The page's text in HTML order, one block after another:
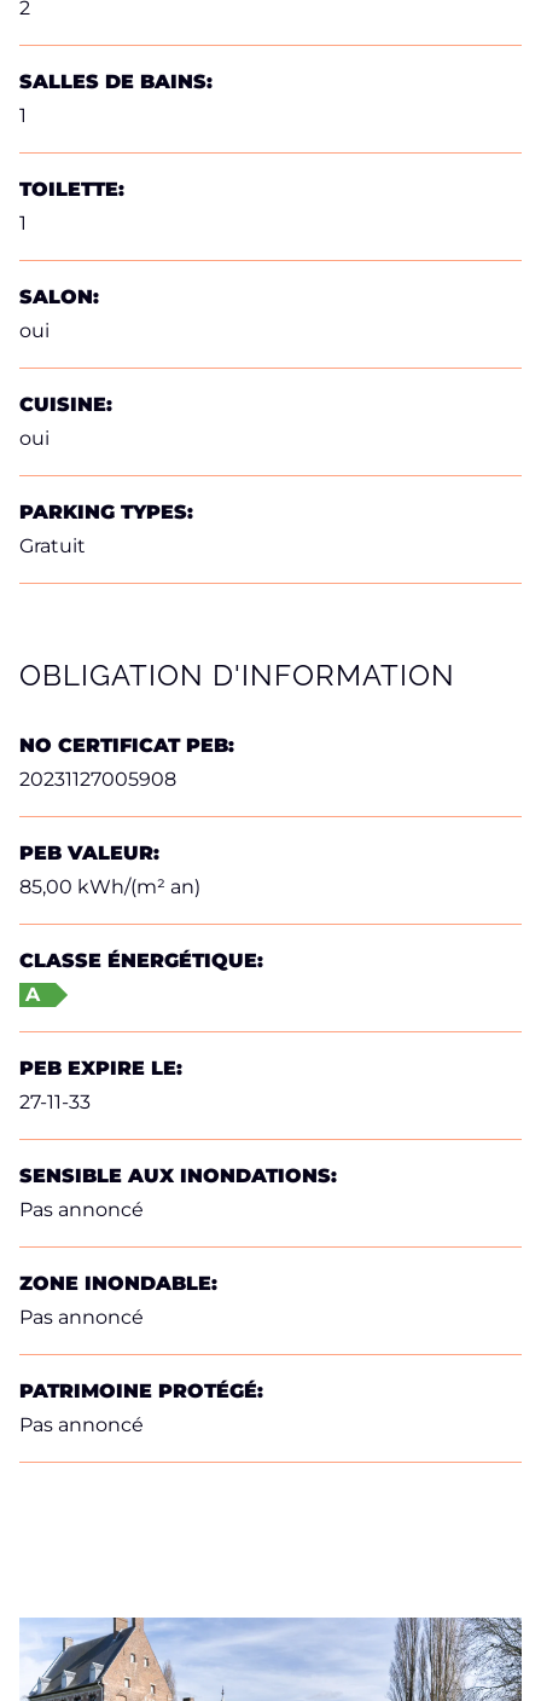
2
SALLES DE BAINS:
1
TOILETTE:
1
SALON:
oui
CUISINE:
oui
PARKING TYPES:
Gratuit
OBLIGATION D'INFORMATION
NO CERTIFICAT PEB:
20231127005908
PEB VALEUR:
85,00 kWh/(m² an)
CLASSE ÉNERGÉTIQUE:
A
PEB EXPIRE LE:
27-11-33
SENSIBLE AUX INONDATIONS:
Pas annoncé
ZONE INONDABLE:
Pas annoncé
PATRIMOINE PROTÉGÉ:
Pas annoncé